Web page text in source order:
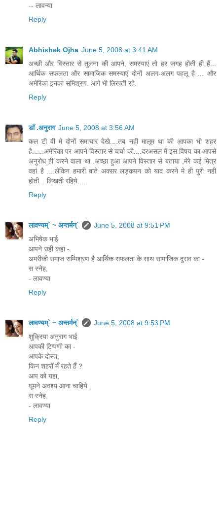
-- लावन्या
Reply
Abhishek Ojha June 5, 2008 at 3:41 AM
अच्छी और विस्तार से तुलना की आपने, समस्याएं तो हर जगह होती ही हैं...
आर्थिक सफलता और सामाजिक समस्याएं दोनों अलग-अलग पहलू है ... और
अमेरिका इनका समिश्रण. आगे भी लिखती रहे.
Reply
डॉ .अनुराग June 5, 2008 at 3:56 AM
कल टी वी मे दोनों समाचार देखे....तब नही मालूम था की आपका भी शहर
है......अमेरिका पर आपने विस्तार से चर्चा की....दरअसल मैं इस विषय का आपसे
अनुरोध ही करने वाला था .अच्छा हुआ आपने विस्तार से बताया ,मेरे कई मित्र
वहां है ....लेकिन हमारी बाते अक्सर लड़कपन को याद करने मे ही पुरी नही
होती....लिखती रहिये.....
Reply
लावण्यम्` ~ अन्तर्मन्`
June 5, 2008 at 9:51 PM
अभिषेक भाई
आपने सही कहा -
अमरीकी समाज सम्मिश्रण है आर्थिक सफलता के साथ सामाजिक दुराव का -
स स्नेह,
- लावण्या
Reply
लावण्यम्` ~ अन्तर्मन्`
June 5, 2008 at 9:53 PM
शुक्रिया अनुराग भाई
आपकी टिप्पणी का -
आपके दोस्त,
किन शहरोँ मेँ रहते हैँ ?
आप को यहा,
घूमने अवश्य आना चाहिये .
स स्नेह,
- लावण्या
Reply